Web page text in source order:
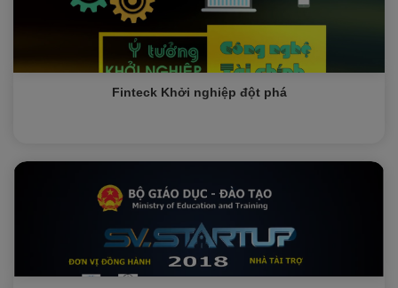
Finteck Khởi nghiệp đột phá